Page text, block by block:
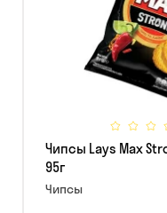
Чипсы Lays Max
95г
Чипсы